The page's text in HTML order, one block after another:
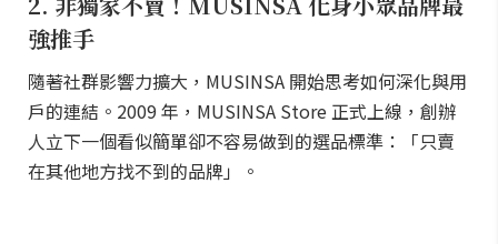
強推手
隨著社群影響力擴大，MUSINSA 開始思考如何深化與用
戶的連結。2009 年，MUSINSA Store 正式上線，創辦
人立下一個看似簡單卻不容易做到的選品標準：「只賣
在其他地方找不到的品牌」。